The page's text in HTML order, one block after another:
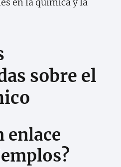
sobre el
enlace